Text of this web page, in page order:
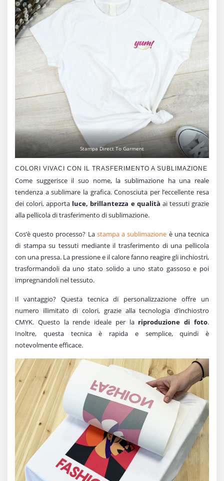
Stampa Direct To Garment
COLORI VIVACI CON IL TRASFERIMENTO A SUBLIMAZIONE
Come suggerisce il suo nome, la sublimazione ha una reale
tendenza a sublimare la grafica. Conosciuta per l’eccellente resa
dei colori, apporta luce, brillantezza e qualità ai tessuti grazie
alla pellicola di trasferimento di sublimazione.
Cos’è questo processo? La stampa a sublimazione è una tecnica
di stampa su tessuti mediante il trasferimento di una pellicola
con una pressa. La pressione e il calore fanno reagire gli inchiostri,
trasformandoli da uno stato solido a uno stato gassoso e poi
impregnandoli nel tessuto.
Il vantaggio? Questa tecnica di personalizzazione offre un
numero illimitato di colori, grazie alla tecnologia d’inchiostro
CMYK. Questo la rende ideale per la riproduzione di foto.
Inoltre, questa tecnica è rapida e semplice, quindi è
notevolmente efficace.